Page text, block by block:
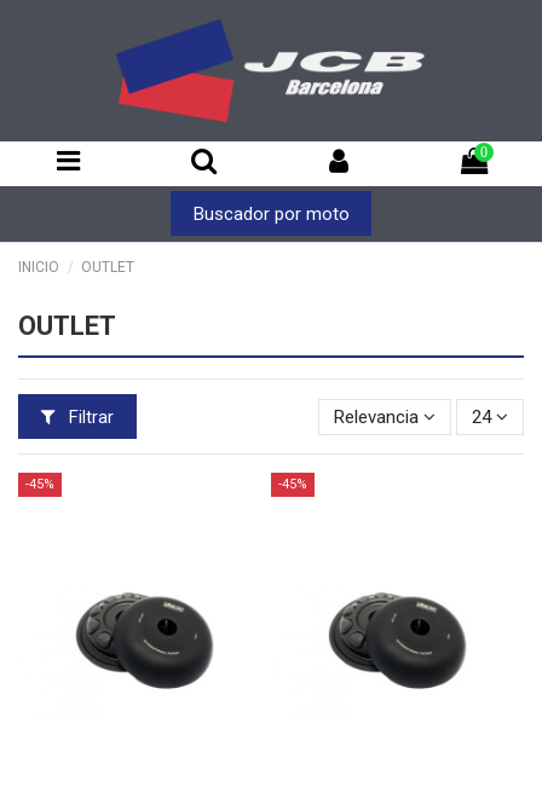
0
Buscador por moto
INICIO OUTLET
OUTLET
Filtrar Relevancia 24
-45% -45%